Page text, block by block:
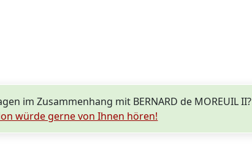
im Zusammenhang mit BERNARD de MOREUIL II?
würde gerne von Ihnen hören!